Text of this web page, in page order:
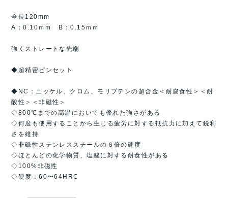
全長120mm
A：0.10ｍｍ B：0.15ｍｍ
強くストレートな先端
◆超精密ピンセット
◆NC：ニッケル、クロム、モリブテンの超合金＜耐腐食性＞＜耐
酸性＞＜非磁性＞
◇800℃までの高温においても優れた強さがある
◇何度も使用することから生じる疲労に対する抵抗力に加えて鋭利
さを維持
◇非磁性ステンレススチールの６倍の硬度
◇ほとんどの化学物質、塩酸に対する耐食性がある
◇100%非磁性
◇硬度：60〜64HRC